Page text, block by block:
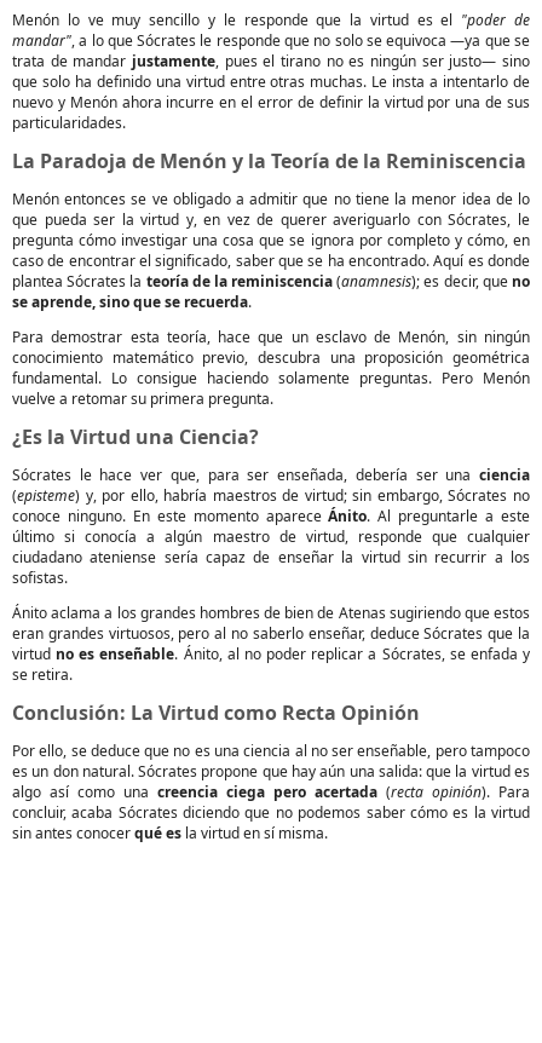
Menón lo ve muy sencillo y le responde que la virtud es el "poder de
mandar", a lo que Sócrates le responde que no solo se equivoca —ya que se
trata de mandar justamente, pues el tirano no es ningún ser justo— sino
que solo ha definido una virtud entre otras muchas. Le insta a intentarlo de
nuevo y Menón ahora incurre en el error de definir la virtud por una de sus
particularidades.
La Paradoja de Menón y la Teoría de la Reminiscencia
Menón entonces se ve obligado a admitir que no tiene la menor idea de lo
que pueda ser la virtud y, en vez de querer averiguarlo con Sócrates, le
pregunta cómo investigar una cosa que se ignora por completo y cómo, en
caso de encontrar el significado, saber que se ha encontrado. Aquí es donde
plantea Sócrates la teoría de la reminiscencia(anamnesis); es decir, que no
se aprende, sino que se recuerda.
Para demostrar esta teoría, hace que un esclavo de Menón, sin ningún
conocimiento matemático previo, descubra una proposición geométrica
fundamental. Lo consigue haciendo solamente preguntas. Pero Menón
vuelve a retomar su primera pregunta.
¿Es la Virtud una Ciencia?
Sócrates le hace ver que, para ser enseñada, debería ser una ciencia
(episteme) y, por ello, habría maestros de virtud; sin embargo, Sócrates no
conoce ninguno. En este momento apareceÁnito. Al preguntarle a este
último si conocía a algún maestro de virtud, responde que cualquier
ciudadano ateniense sería capaz de enseñar la virtud sin recurrir a los
sofistas.
Ánito aclama a los grandes hombres de bien de Atenas sugiriendo que estos
eran grandes virtuosos, pero al no saberlo enseñar, deduce Sócrates que la
virtud no es enseñable. Ánito, al no poder replicar a Sócrates, se enfada y
se retira.
Conclusión: La Virtud como Recta Opinión
Por ello, se deduce que no es una ciencia al no ser enseñable, pero tampoco
es un don natural. Sócrates propone que hay aún una salida: que la virtud es
algo así como una creencia ciega pero acertada (recta opinión). Para
concluir, acaba Sócrates diciendo que no podemos saber cómo es la virtud
sin antes conocerqué es la virtud en sí misma.